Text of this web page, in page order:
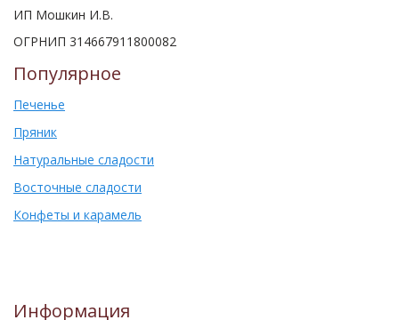
ИП Мошкин И.В.
ОГРНИП 314667911800082
Популярное
Печенье
Пряник
Натуральные сладости
Восточные сладости
Конфеты и карамель
Информация